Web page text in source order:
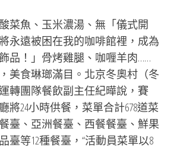
魚、玉米濃湯、無「儀式開
永遠被困在我的咖啡館裡，成為
品！」骨烤雞腿、咖喱羊肉……
美食琳瑯滿目。北京冬奧村（冬
轉團隊餐飲副主任紀曄說，賽
將24小時供餐，菜單合計678道菜
臺、亞洲餐臺、西餐餐臺、鮮果
臺等12種餐臺，“活動員菜單以8